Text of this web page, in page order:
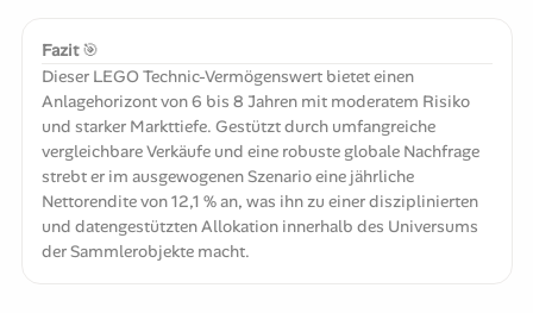
Fazit🎯
Dieser LEGO Technic-Vermögenswert bietet einen
Anlagehorizont von 6 bis 8 Jahren mit moderatem Risiko
und starker Markttiefe. Gestützt durch umfangreiche
vergleichbare Verkäufe und eine robuste globale Nachfrage
strebt er im ausgewogenen Szenario eine jährliche
Nettorendite von 12,1 % an, was ihn zu einer disziplinierten
und datengestützten Allokation innerhalb des Universums
der Sammlerobjekte macht.